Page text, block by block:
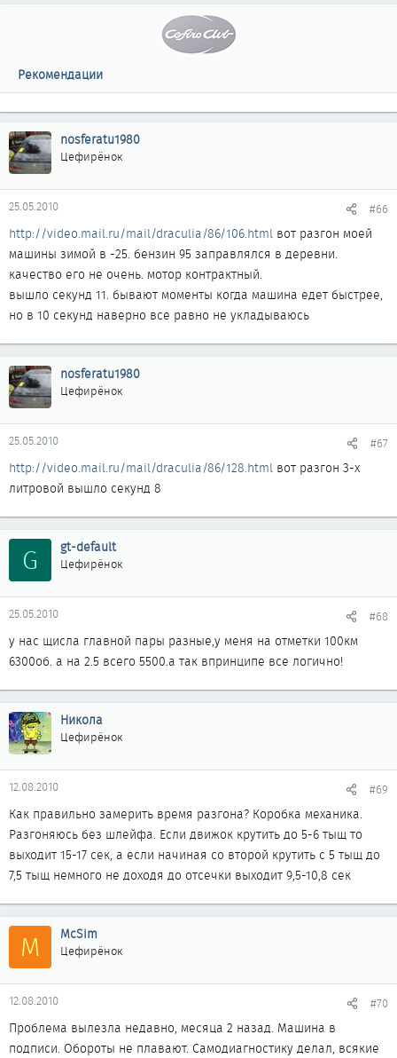
Рекомендации
nosferatu1980
Цефирёнок
25.05.2010 #66
http://video.mail.ru/mail/draculia/86/106.html вот разгон моей
машины зимой в -25. бензин 95 заправлялся в деревни.
качество его не очень. мотор контрактный.
вышло секунд 11. бывают моменты когда машина едет быстрее,
но в 10 секунд наверно все равно не укладываюсь
nosferatu1980
Цефирёнок
25.05.2010 #67
http://video.mail.ru/mail/draculia/86/128.html вот разгон 3-х
литровой вышло секунд 8
G gt-default
Цефирёнок
25.05.2010 #68
у нас щисла главной пары разные,у меня на отметки 100км
6300об. а на 2.5 всего 5500.а так впринципе все логично!
Никола
Цефирёнок
12.08.2010 #69
Как правильно замерить время разгона? Коробка механика.
Разгоняюсь без шлейфа. Если движок крутить до 5-6 тыщ то
выходит 15-17 сек, а если начиная со второй крутить с 5 тыщ до
7,5 тыщ немного не доходя до отсечки выходит 9,5-10,8 сек
M McSim
Цефирёнок
12.08.2010 #70
Проблема вылезла недавно, месяца 2 назад. Машина в
подписи. Обороты не плавают. Самодиагностику делал, всякие